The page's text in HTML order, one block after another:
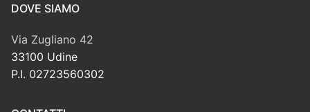
DOVE SIAMO
Via Zugliano 42
33100 Udine
P.I. 02723560302